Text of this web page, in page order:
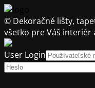
© Dekoračné lišty,
všetko pre Váš interiér
User Login